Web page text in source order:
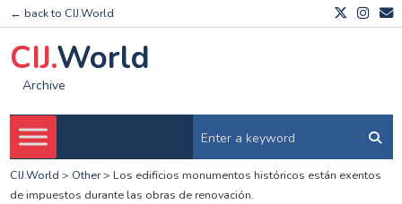
← back to CIJ.World
CIJ.World
Archive
CIJ.World > Other> Los edificios monumentos históricos están exentos
de impuestos durante las obras de renovación.